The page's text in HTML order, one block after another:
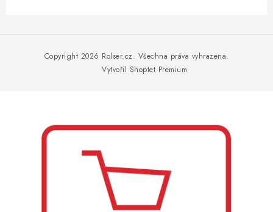
Vytvořil Shoptet Premium
Copyright 2026 Rolser.cz. Všechna práva vyhrazena.